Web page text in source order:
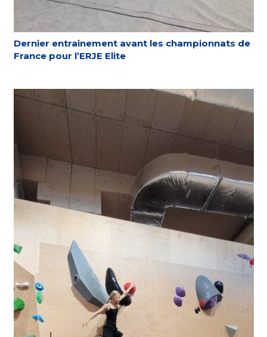
Dernier entrainement avant les championnats de
France pour l’ERJE Elite